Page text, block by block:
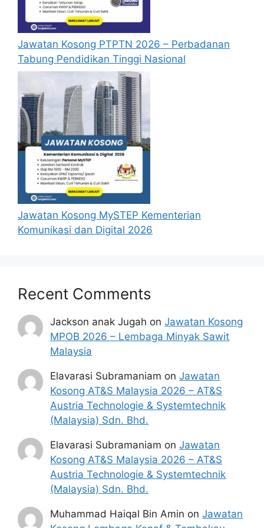
Sesi 1 :
15/01/2025 (Rabu)
01/02/2025 (Sabtu)
01/03/2025 (Sabtu)
Sesi 2 :
01/04/2025 (Selasa)
01/05/2025 (Khamis)
01/06/2025 (Ahad)
01/07/2025 (Selasa)
01/08/2025 (Jumaat)
01/09/2025 (Isnin)
01/10/2025 (Rabu)
01/11/2025 (Sabtu)
01/12/2025 (Isnin)
–
01/04/2025 (Selasa)
01/05/2025 (Khamis)
01/06/2025 (Ahad)
01/11/2025 (Sabtu)
01/12/2025 (Isnin)
SUMBANGAN ASAS RAHMAH
MYKASIH 2025
Berikut merupakan 13 kategori barangan
Sumbangan Asas Rahmah (MyKasih) yang
pengenalan anda :
Beras :
Jasmine / Jati, Bernas / Faiza / Cap Rambutan
dan sebagainya.
Roti :
Gardenia / Massimo / Mighty White.
Nutriplus / QL eggs / CP.
Minyak Masak :
Sri Murni / Saji / Alif / Daisy / Buruh / Knife /
Jawatan Kosong PTPTN 2026 – Perbadanan
Tabung Pendidikan Tinggi Nasional
Jawatan Kosong MySTEP Kementerian
Komunikasi dan Digital 2026
Recent Comments
Jackson anak Jugah onJawatan Kosong
MPOB 2026 – Lembaga Minyak Sawit
Malaysia
Elavarasi Subramaniam onJawatan
Kosong AT&S Malaysia 2026 – AT&S
Austria Technologie & Systemtechnik
(Malaysia) Sdn. Bhd.
Elavarasi Subramaniam onJawatan
Kosong AT&S Malaysia 2026 – AT&S
Austria Technologie & Systemtechnik
(Malaysia) Sdn. Bhd.
Muhammad Haiqal Bin Amin onJawatan